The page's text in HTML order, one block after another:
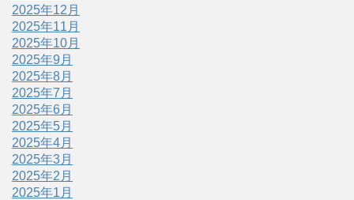
2025年12月
2025年11月
2025年10月
2025年9月
2025年8月
2025年7月
2025年6月
2025年5月
2025年4月
2025年3月
2025年2月
2025年1月